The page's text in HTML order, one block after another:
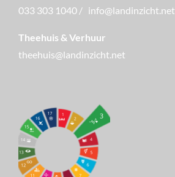
033 303 1040 / info@landinzicht.net
Theehuis & Verhuur
theehuis@landinzicht.net